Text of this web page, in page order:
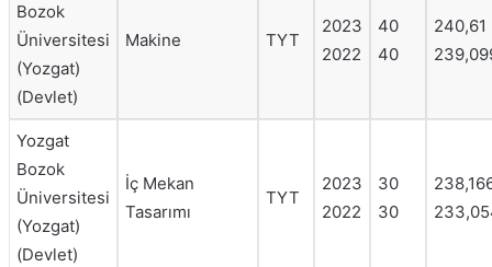
Bozok
Üniversitesi
(Yozgat)
(Devlet)
Makine TYT
2023
2022
40
40
240,61
Yozgat
Bozok
Üniversitesi
(Yozgat)
(Devlet)
İç Mekan
Tasarımı
TYT
2023
2022
30
30